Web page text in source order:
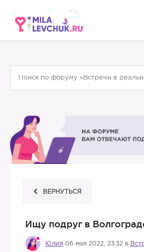
ВЕРНУТЬСЯ
Ищу подруг в
Юлия 06 мая 2022, 23:32 в